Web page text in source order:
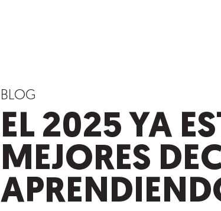
BLOG
EL 2025 YA
MEJORES